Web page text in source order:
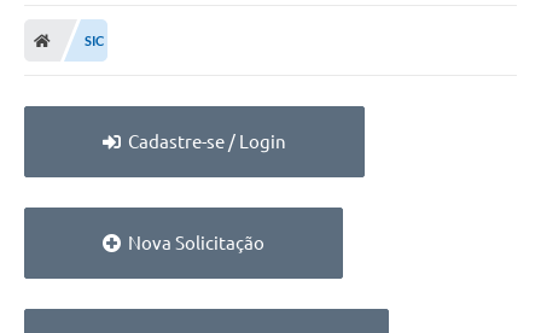
SIC
Cadastre-se / Login
Nova Solicitação